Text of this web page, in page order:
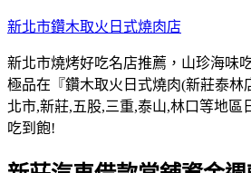
跳
主
要
內
容
新北市鑽木取火日式燒肉店
新北市燒烤好吃名店推薦，山珍海味
極品在『鑽木取火日式燒肉(新莊泰林
北市,新莊,五股,三重,泰山,林口等地區
吃到飽!